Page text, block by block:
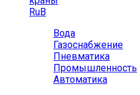
RuB
Вода
Газоснабжение
Пневматика
Промышленность
Автоматика